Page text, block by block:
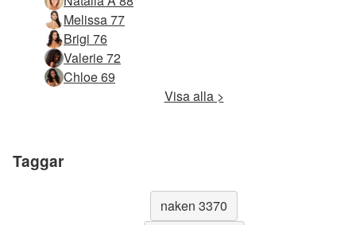
Melissa 77
Brigi 76
Valerie 72
Chloe 69
Visa alla >
Taggar
naken 3370